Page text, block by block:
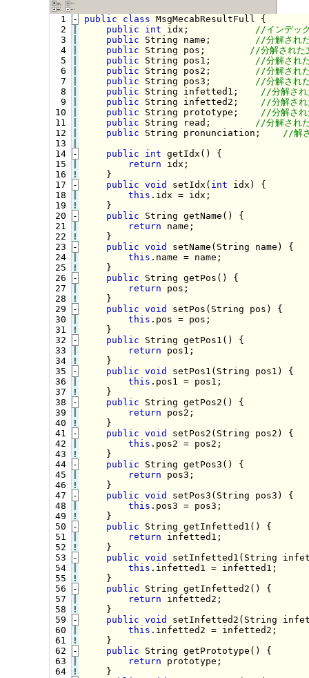
  1
  2
  3
  4
  5
  6
  7
  8
  9
10
11
12
13
14
15
16
17
18
19
20
21
22
23
24
25
26
27
28
29
30
31
32
33
34
35
36
37
38
39
40
41
42
43
44
45
46
47
48
49
50
51
52
53
54
55
56
57
58
59
60
61
62
63
64
-
-
!
-
!
-
!
-
!
-
!
-
!
-
!
-
!
-
!
-
!
-
!
-
!
-
!
-
!
-
!
-
!
-
!
public class MsgMecabResultFull {
public
int idx;
public String name;
public String pos;
public String pos1;
public String pos2;
public String pos3;
public String infetted1;
public String infetted2;
public String prototype;
public String read;
public String pronunciation;
public
int getIdx() {
return idx;
}
public void setIdx( int idx) {
this .idx = idx;
}
public String getName() {
return name;
}
public void setName(String name) {
this .name = name;
}
public String getPos() {
return pos;
}
public void setPos(String pos) {
this .pos = pos;
}
public String getPos1() {
return pos1;
}
public void setPos1(String pos1) {
this .pos1 = pos1;
}
public String getPos2() {
return pos2;
}
public void setPos2(String pos2) {
this .pos2 = pos2;
}
public String getPos3() {
return pos3;
}
public void setPos3(String pos3) {
this .pos3 = pos3;
}
public String getInfetted1() {
return infetted1;
}
public void setInfetted1(String
this .infetted1 = infetted1;
}
public String getInfetted2() {
return infetted2;
}
public void setInfetted2(String
this .infetted2 = infetted2;
}
public String getPrototype() {
return prototype;
}